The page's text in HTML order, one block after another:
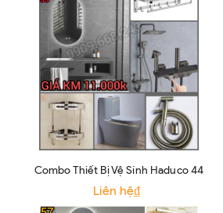
Combo Thiết Bị Vệ Sinh Haduco 44
Liên hệ₫